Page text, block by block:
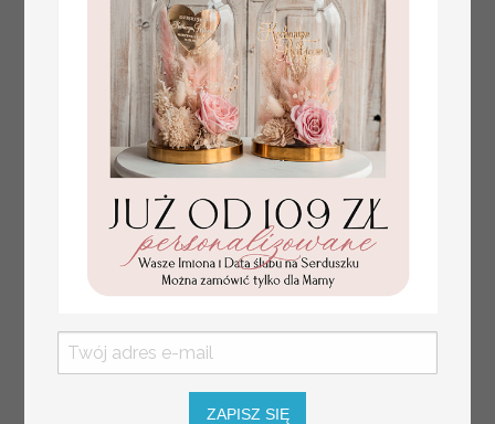
Pary Młodej, plan
usadzenia gości
ZAPISZ SIĘ